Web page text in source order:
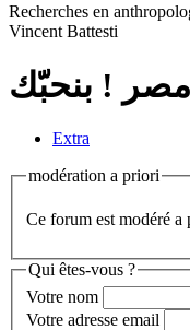
Recherches en
Vincent Battesti
Extra
modération a priori
Ce forum est modéré a
Qui êtes-vous ?
Votre nom
Votre adresse email